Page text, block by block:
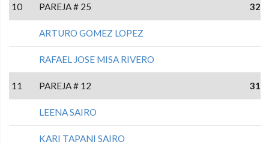
10 PAREJA # 25 32
ARTURO GOMEZ LOPEZ
RAFAEL JOSE MISA RIVERO
11 PAREJA # 12 31
LEENA SAIRO
KARI TAPANI SAIRO